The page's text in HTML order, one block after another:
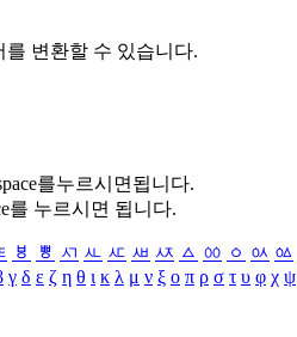
변환할 수 있습니다.
를누르시면됩니다.
를 누르시면 됩니다.
ㅸ ㅹ ㅺ ㅻ ㅼ ㅽ ㅾ ㅿ ㆀ ㆁ ㆂ ㆃ
γ δ ε ζ η θ ι κ λ μ ν ξ ο π ρ σ τ υ φ χ ψ